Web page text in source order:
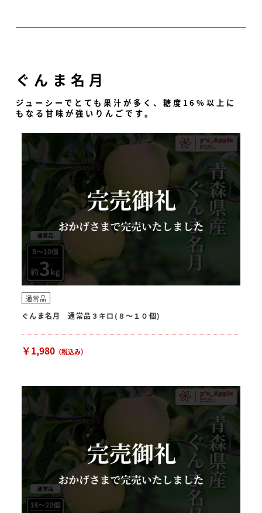
ぐんま名月
ジューシーでとても果汁が多く、糖度16%以上に
もなる甘味が強いりんごです。
通常品
ぐんま名月 通常品３キロ(８〜１０個)
￥1,980 （税込み）